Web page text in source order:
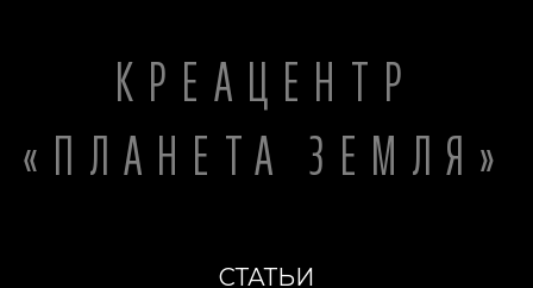
КРЕАЦЕНТР
«ПЛАНЕТА ЗЕМЛЯ»
СТАТЬИ